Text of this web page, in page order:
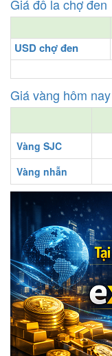
Giá đô la chợ đen
USD chợ đen
Giá vàng hôm nay
Vàng SJC
Vàng nhẫn